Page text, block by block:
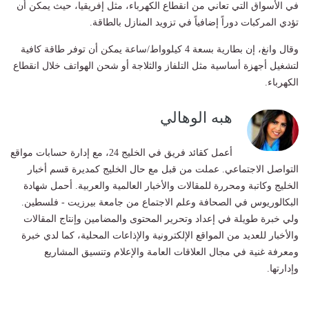
في الأسواق التي تعاني من انقطاع الكهرباء، مثل إفريقيا، حيث يمكن أن
تؤدي المركبات دوراً إضافياً في تزويد المنازل بالطاقة.
وقال وانغ، إن بطارية بسعة 4 كيلوواط/ساعة يمكن أن توفر طاقة كافية
لتشغيل أجهزة أساسية مثل التلفاز والثلاجة أو شحن الهواتف خلال انقطاع
الكهرباء.
هبه الوهالي
أعمل كقائد فريق في الخليج 24، مع إدارة حسابات مواقع
التواصل الاجتماعي. عملت من قبل مع حال الخليج كمديرة قسم أخبار
الخليج وكاتبة ومحررة للمقالات والأخبار العالمية والعربية. أحمل شهادة
البكالوريوس في الصحافة وعلم الاجتماع من جامعة بيرزيت - فلسطين.
ولي خبرة طويلة في إعداد وتحرير المحتوى والمضامين وإنتاج المقالات
والأخبار للعديد من المواقع الإلكترونية والإذاعات المحلية، كما لدي خبرة
ومعرفة غنية في مجال العلاقات العامة والإعلام وتنسيق المشاريع
وإدارتها.